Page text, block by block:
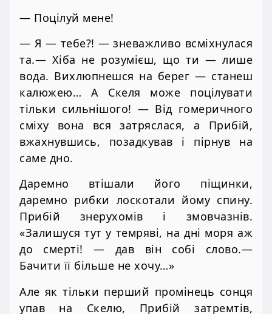
— Поцілуй мене!
— Я — тебе?! — зневажливо всміхнулася
та.— Хіба не розумієш, що ти — лише
вода. Вихлюпнешся на берег — станеш
калюжею… А Скеля може поцілувати
тільки сильнішого! — Від гомеричного
сміху вона вся затряслася, а Прибій,
вжахнувшись, позадкував і пірнув на
саме дно.
Даремно втішали його піщинки,
даремно рибки лоскотали йому спину.
Прибій знерухомів і змовчазнів.
«Залишуся тут у темряві, на дні моря аж
до смерті! — дав він собі слово.—
Бачити її більше не хочу…»
Але як тільки перший промінець сонця
упав на Скелю, Прибій затремтів,